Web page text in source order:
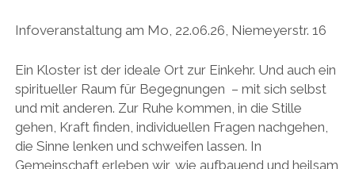
Infoveranstaltung am Mo, 22.06.26, Niemeyerstr. 16
Ein Kloster ist der ideale Ort zur Einkehr. Und auch ein
spiritueller Raum für Begegnungen – mit sich selbst
und mit anderen. Zur Ruhe kommen, in die Stille
gehen, Kraft finden, individuellen Fragen nachgehen,
die Sinne lenken und schweifen lassen. In
Gemeinschaft erleben wir, wie aufbauend und heilsam